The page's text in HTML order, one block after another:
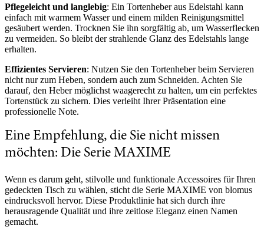
Pflegeleicht und langlebig: Ein Tortenheber aus Edelstahl kann
einfach mit warmem Wasser und einem milden Reinigungsmittel
gesäubert werden. Trocknen Sie ihn sorgfältig ab, um Wasserflecken
zu vermeiden. So bleibt der strahlende Glanz des Edelstahls lange
erhalten.
Effizientes Servieren: Nutzen Sie den Tortenheber beim Servieren
nicht nur zum Heben, sondern auch zum Schneiden. Achten Sie
darauf, den Heber möglichst waagerecht zu halten, um ein perfektes
Tortenstück zu sichern. Dies verleiht Ihrer Präsentation eine
professionelle Note.
Eine Empfehlung, die Sie nicht missen
möchten: Die Serie MAXIME
Wenn es darum geht, stilvolle und funktionale Accessoires für Ihren
gedeckten Tisch zu wählen, sticht die Serie MAXIME von blomus
eindrucksvoll hervor. Diese Produktlinie hat sich durch ihre
herausragende Qualität und ihre zeitlose Eleganz einen Namen
gemacht.